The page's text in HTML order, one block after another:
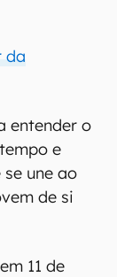
da
entender o
e
une ao
de si
11 de